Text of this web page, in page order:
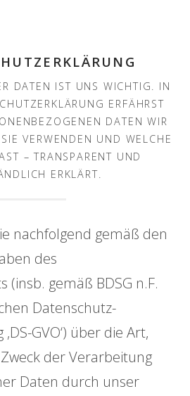
DATEN IST UNS WICHTIG. IN
ERFÄHRST
DATEN WIR
VERWENDEN UND WELCHE
– TRANSPARENT UND
ERKLÄRT.
nachfolgend gemäß den
des
(insb. gemäß BDSG n.F.
Datenschutz-
GVO‘) über die Art,
der Verarbeitung
Daten durch unser